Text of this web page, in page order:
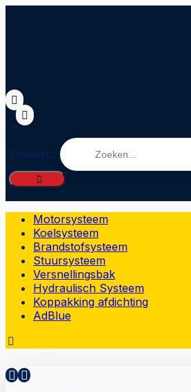
Zoeken...
Motorsysteem
Koelsysteem
Brandstofsysteem
Stuursysteem
Versnellingsbak
Hydraulisch Systeem
Koppakking afdichting
AdBlue